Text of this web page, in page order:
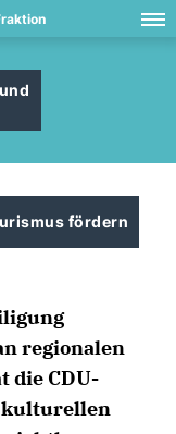
fördern
regionalen
die CDU-
kulturellen